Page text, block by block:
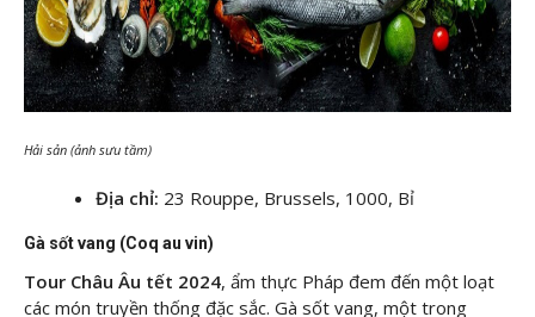
Hải sản (ảnh sưu tầm)
Địa chỉ: 23 Rouppe, Brussels, 1000, Bỉ
Gà sốt vang (Coq au vin)
Tour Châu Âu tết 2024, ẩm thực Pháp đem đến một loạt
các món truyền thống đặc sắc. Gà sốt vang, một trong